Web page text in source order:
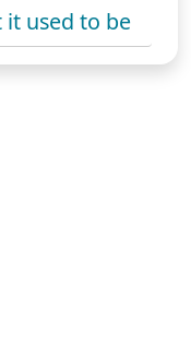
used to be